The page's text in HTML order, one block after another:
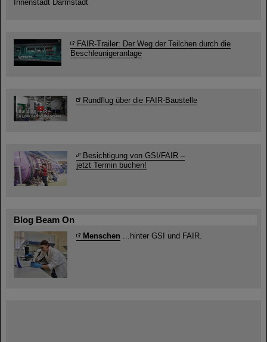
Innenstadt Darmstadt
FAIR-Trailer: Der Weg der Teilchen durch die
Beschleunigeranlage
Rundflug über die FAIR-Baustelle
Besichtigung von GSI/FAIR –
jetzt Termin buchen!
Blog Beam On
Menschen ...hinter GSI und FAIR.